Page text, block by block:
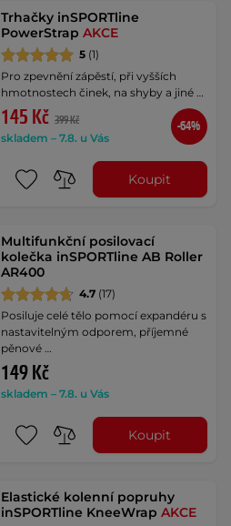
Trhačky inSPORTline
PowerStrapAKCE
5 (1)
Pro zpevnění zápěstí, při vyšších
hmotnostech činek, na shyby a jiné …
145 Kč 399 Kč
skladem – 7.8. u Vás
-64%
Koupit
Multifunkční posilovací
kolečka inSPORTline AB Roller
AR400
4.7 (17)
Posiluje celé tělo pomocí expandéru s
nastavitelným odporem, příjemné
pěnové …
149 Kč
skladem – 7.8. u Vás
Koupit
Elastické kolenní popruhy
inSPORTline KneeWrapAKCE